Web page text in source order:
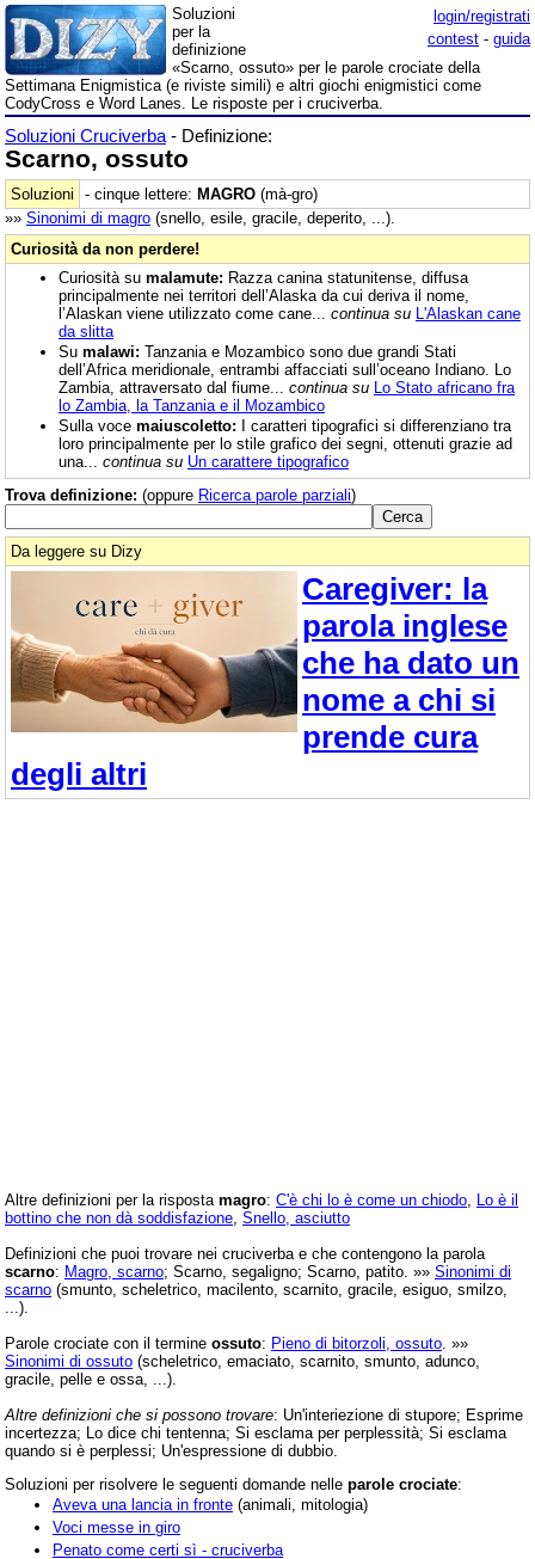
login/registrati
contest - guida
Soluzioni
per la
definizione
«Scarno, ossuto» per le parole crociate della
Settimana Enigmistica (e riviste simili) e altri giochi enigmistici come
CodyCross e Word Lanes. Le risposte per i cruciverba.
Soluzioni Cruciverba - Definizione:
Scarno, ossuto
Soluzioni - cinque lettere: MAGRO (mà-gro)
»» Sinonimi di magro (snello, esile, gracile, deperito, ...).
Curiosità da non perdere!
Curiosità su malamute: Razza canina statunitense, diffusa
principalmente nei territori dell’Alaska da cui deriva il nome,
l’Alaskan viene utilizzato come cane... continua su L'Alaskan cane
da slitta
Su malawi: Tanzania e Mozambico sono due grandi Stati
dell’Africa meridionale, entrambi affacciati sull’oceano Indiano. Lo
Zambia, attraversato dal fiume... continua su Lo Stato africano fra
lo Zambia, la Tanzania e il Mozambico
Sulla voce maiuscoletto: I caratteri tipografici si differenziano tra
loro principalmente per lo stile grafico dei segni, ottenuti grazie ad
una... continua su Un carattere tipografico
Trova definizione: (oppure Ricerca parole parziali)
Da leggere su Dizy
Caregiver: la
parola inglese
che ha dato un
nome a chi si
prende cura
degli altri
Altre definizioni per la risposta magro: C'è chi lo è come un chiodo Lo è il
bottino che non dà soddisfazione Snello, asciutto
Definizioni che puoi trovare nei cruciverba e che contengono la parola
scarno: Magro, scarno; Scarno, segaligno; Scarno, patito. »» Sinonimi di
scarno (smunto, scheletrico, macilento, scarnito, gracile, esiguo, smilzo,
...).
Parole crociate con il termine ossuto: Pieno di bitorzoli, ossuto . »»
Sinonimi di ossuto (scheletrico, emaciato, scarnito, smunto, adunco,
gracile, pelle e ossa, ...).
Altre definizioni che si possono trovare: Un'interiezione di stupore; Esprime
incertezza; Lo dice chi tentenna; Si esclama per perplessità; Si esclama
quando si è perplessi; Un'espressione di dubbio.
Soluzioni per risolvere le seguenti domande nelle parole crociate:
Aveva una lancia in fronte (animali, mitologia)
Voci messe in giro
Penato come certi sì - cruciverba